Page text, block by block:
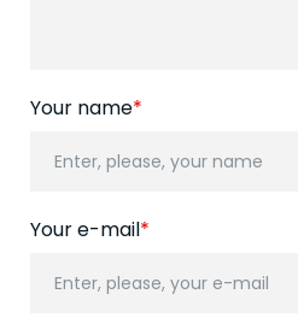
Your name*
Your e-mail*